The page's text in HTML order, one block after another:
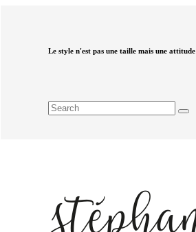
Le style n'est pas une taille mais une attitude